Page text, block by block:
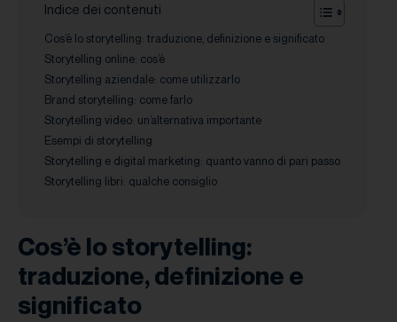
Indice dei contenuti
Cos’è lo storytelling: traduzione, definizione e significato
Storytelling online: cos’è
Storytelling aziendale: come utilizzarlo
Brand storytelling: come farlo
Storytelling video: un’alternativa importante
Esempi di storytelling
Storytelling e digital marketing: quanto vanno di pari passo
Storytelling libri: qualche consiglio
Cos’è lo storytelling:
traduzione, definizione e
significato